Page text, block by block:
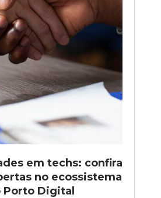
em techs: confira
no ecossistema
Porto Digital